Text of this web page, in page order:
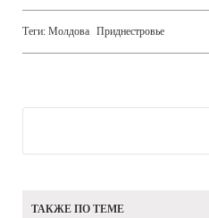
Теги: Молдова Приднестровье
ТАКЖЕ ПО ТЕМЕ